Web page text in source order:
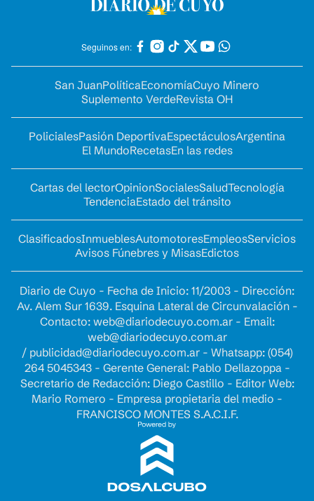
Seguinos en:
San JuanPolíticaEconomíaCuyo Minero
Suplemento VerdeRevista OH
PolicialesPasión DeportivaEspectáculosArgentina
El MundoRecetasEn las redes
Cartas del lectorOpinionSocialesSaludTecnología
TendenciaEstado del tránsito
ClasificadosInmueblesAutomotoresEmpleosServicios
Avisos Fúnebres y MisasEdictos
Diario de Cuyo - Fecha de Inicio: 11/2003 - Dirección:
Av. Alem Sur 1639. Esquina Lateral de Circunvalación -
Contacto: web@diariodecuyo.com.ar- Email:
web@diariodecuyo.com.ar
/ publicidad@diariodecuyo.com.ar- Whatsapp: (054)
264 5045343 - Gerente General: Pablo Dellazoppa -
Secretario de Redacción: Diego Castillo - Editor Web:
Mario Romero - Empresa propietaria del medio -
FRANCISCO MONTES S.A.C.I.F.